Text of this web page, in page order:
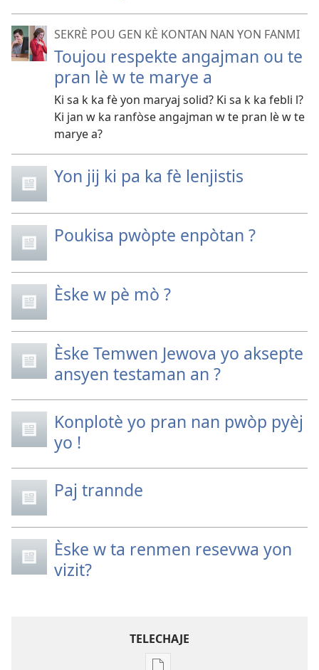
SEKRÈ POU GEN KÈ KONTAN NAN YON FANMI
Toujou respekte angajman ou te
pran lè w te marye a
Ki sa k ka fè yon maryaj solid? Ki sa k ka febli l?
Ki jan w ka ranfòse angajman w te pran lè w te
marye a?
Yon jij ki pa ka fè lenjistis
Poukisa pwòpte enpòtan ?
Èske w pè mò ?
Èske Temwen Jewova yo aksepte
ansyen testaman an ?
Konplotè yo pran nan pwòp pyèj
yo !
Paj trannde
Èske w ta renmen resevwa yon
vizit?
TELECHAJE